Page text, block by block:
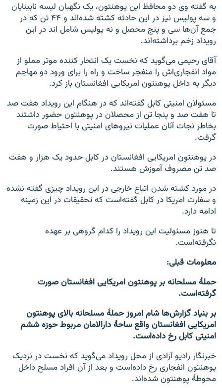
به گفته وی دو محافظ این پوهنتون، یک نگهبان لیسه نابینایان
و سه پولیس نیز در این حادثه کشته شده‌اند و ۴۴ تن که در
جمع آن‌ها سی و پنج محصل و نه پولیس شامل اند در این
رویداد زخم برداشته‌اند.
آقای رحیمی می‌گوید که نخست یک انتحار کننده موتر مملو از
مواد انفجاری‌اش را منفجر ساخت و راه را برای ورود دو مهاجم
دیگر به داخل پوهنتون امریکایی افغانستان باز کرد.
مسئولان امنیتی کابل گفته‌اند که در هنگام این رویداد هفت صد
تا هفت صد و پنجا تن از محصلان در پوهنتون حضور داشتند
بخاطر نجات آنان عملیات نیروهای امنیتی با احتیاط صورت
گرفت.
در پوهنتون امریکایی افغانستان در کابل حدود یک هزار و هفت
صد تن مصروف آموزش هستند.
در مورد کشته شدن اتباع خارجی در این رویداد چیزی گفته نشده
و سفارت امریکا در کابل گفته‌است که تحقیقات در این زمینه
ادامه دارد.
تا هنوز مسئولیت این رویداد را کدام گروهی بر عهده
نگرفته‌است.
معلومات قبلی:
حملۀ مسلحانه بر پوهنتون امریکایی افغانستان صورت
گرفته‌است.
بر بنیاد گزارش‌ها شام امروز حملۀ مسلحانه بالای پوهنتون
امریکایی افغانستان واقع ساحۀ دارالامان مربوط حوزه ششم
امنیتی کابل رخ داده‌است.
خبرنگار رادیو آزادی از محل رویداد می‌گوید که نخست در نزدیک
پوهنتون انفجاری رخ داده‌است و بعد از آن افراد مسلح داخل
محوطۀ پوهنتون شده‌اند.